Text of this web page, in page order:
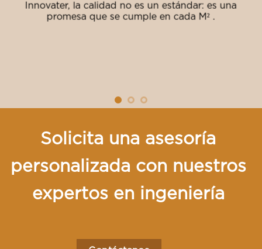
Innovater, la calidad no es un estándar: es una
promesa que se cumple en cada M² .
Solicita una asesoría
personalizada con nuestros
expertos en ingeniería